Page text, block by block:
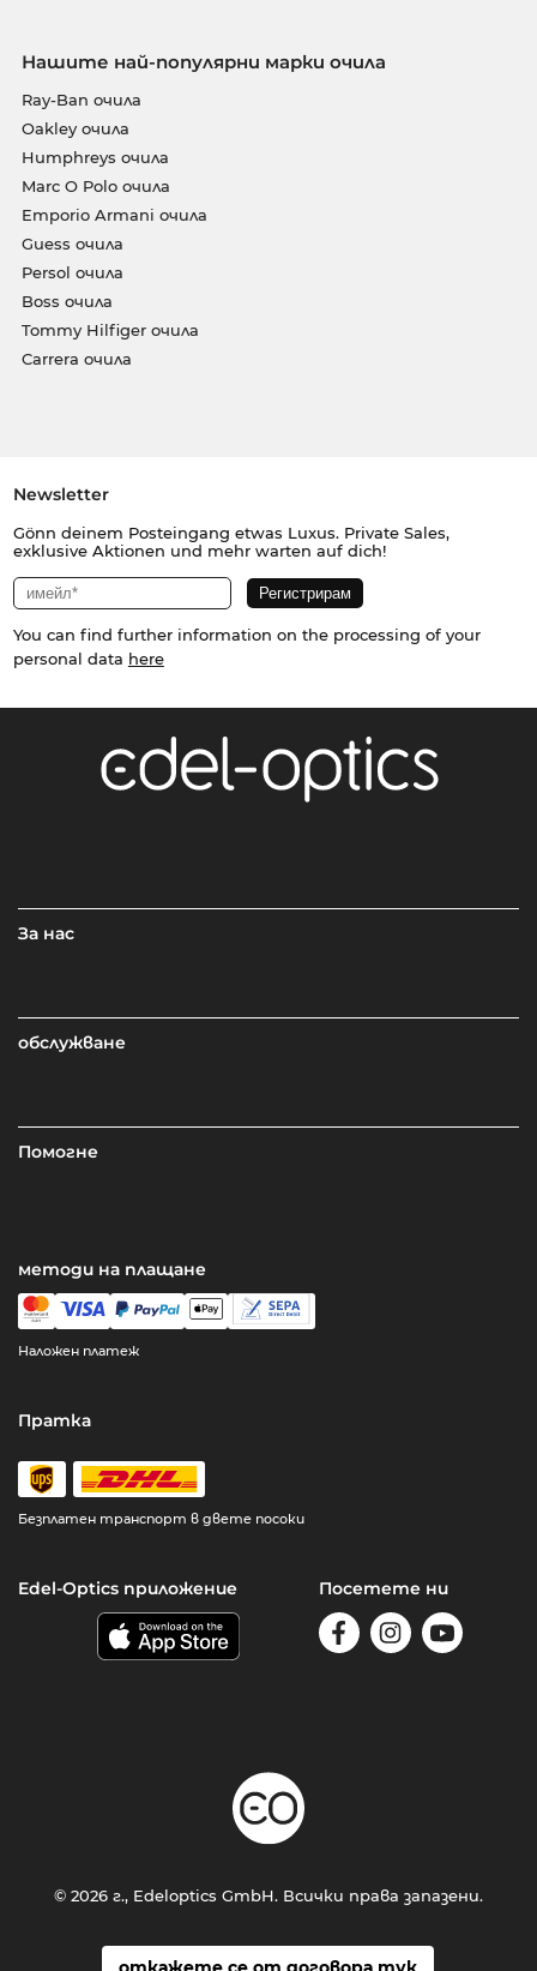
Нашите най-популярни марки очила
Ray-Ban очила
Oakley очила
Humphreys очила
Marc O Polo очила
Emporio Armani очила
Guess очила
Persol очила
Boss очила
Tommy Hilfiger очила
Carrera очила
Newsletter
Gönn deinem Posteingang etwas Luxus. Private Sales,
exklusive Aktionen und mehr warten auf dich!
You can find further information on the processing of your
personal data here
За нас
обслужване
Помогне
методи на плащане
Наложен платеж
Пратка
Безплатен транспорт в двете посоки
Edel-Optics приложение Посетете ни
© 2026 г., Edeloptics GmbH. Всички права запазени.